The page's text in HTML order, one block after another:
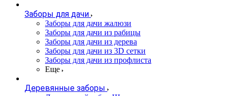
Заборы для дачи
Заборы для дачи жалюзи
Заборы для дачи из рабицы
Заборы для дачи из дерева
Заборы для дачи из 3D сетки
Заборы для дачи из профлиста
Еще
Деревянные заборы